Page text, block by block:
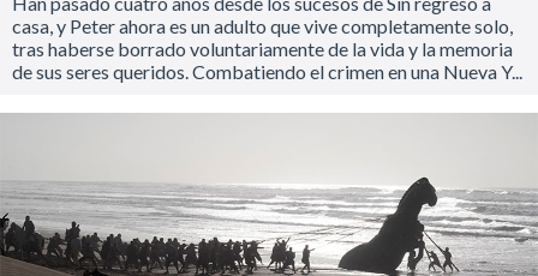
casa, y Peter ahora es un adulto que vive completamente solo,
tras haberse borrado voluntariamente de la vida y la memoria
de sus seres queridos. Combatiendo el crimen en una Nueva Y...